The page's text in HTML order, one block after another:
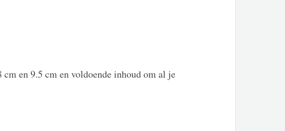
en 9.5 cm en voldoende inhoud om al je